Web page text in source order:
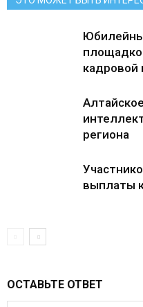
кадровой
региона
выплаты
ОСТАВЬТЕ ОТВЕТ